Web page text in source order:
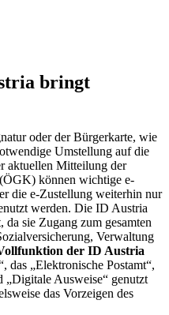
bringt
oder der Bürgerkarte, wie
Umstellung auf die
aktuellen Mitteilung der
können wichtige e-
die e-Zustellung weiterhin nur
werden. Die ID Austria
sie Zugang zum gesamten
Verwaltung
der ID Austria
das „Elektronische Postamt“,
„Digitale Ausweise“ genutzt
das Vorzeigen des